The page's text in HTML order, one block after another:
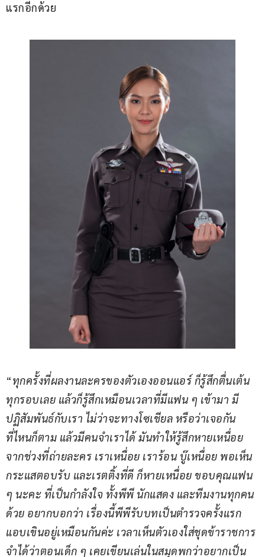
แรกอีกด้วย
“ทุกครั้งที่ผลงานละครของตัวเองออนแอร์ ก็รู้สึกตื่นเต้น
ทุกรอบเลย แล้วก็รู้สึกเหมือนเวลาที่มีแฟน ๆ เข้ามา มี
ปฏิสัมพันธ์กับเรา ไม่ว่าจะทางโซเชียล หรือว่าเจอกัน
ที่ไหนก็ตาม แล้วมีคนจำเราได้ มันทำให้รู้สึกหายเหนื่อย
จากช่วงที่ถ่ายละคร เราเหนื่อย เราร้อน บู๊เหนื่อย พอเห็น
กระแสตอบรับ และเรตติ้งที่ดี ก็หายเหนื่อย ขอบคุณแฟน
ๆ นะคะ ที่เป็นกำลังใจ ทั้งพีพี นักแสดง และทีมงานทุกคน
ด้วย อยากบอกว่า เรื่องนี้พีพีรับบทเป็นตำรวจครั้งแรก
แอบเขินอยู่เหมือนกันค่ะ เวลาเห็นตัวเองใส่ชุดข้าราชการ
จำได้ว่าตอนเด็ก ๆ เคยเขียนเล่นในสมุดพกว่าอยากเป็น